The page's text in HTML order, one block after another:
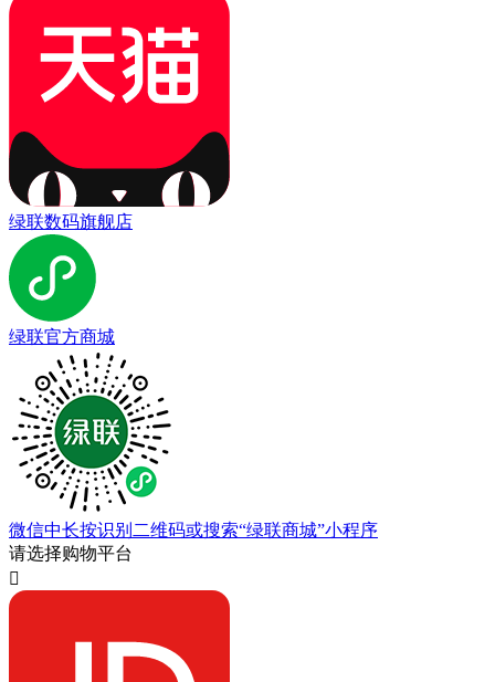
绿联数码旗舰店
绿联官方商城
微信中长按识别二维码或搜索“绿联商城”小程序
请选择购物平台
